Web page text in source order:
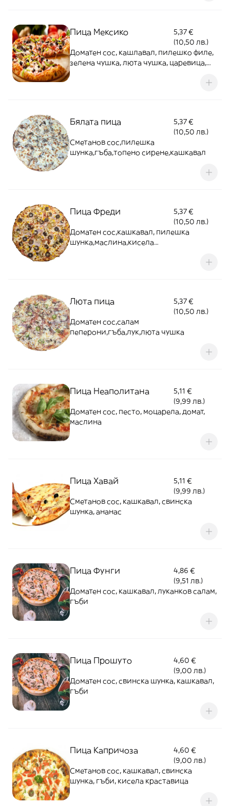
Пица Мексико
5,37 €
(10,50 лв.)
Доматен сос, кашлавал, пилешко филе,
зелена чушка, люта чушка, царевица,
Бялата пица
5,37 €
(10,50 лв.)
Сметанов сос,пилешка
шунка,гъба,топено сирене,кашкавал
Пица Фреди
5,37 €
(10,50 лв.)
Доматен сос,кашкавал, пилешка
шунка,маслина,кисела
Люта пица
5,37 €
(10,50 лв.)
Доматен сос,салам
пеперони,гъба,лук,люта чушка
Пица Неаполитана
5,11 €
(9,99 лв.)
Доматен сос, песто, моцарела, домат,
маслина
Пица Хавай
5,11 €
(9,99 лв.)
Сметанов сос, кашкавал, свинска
шунка, ананас
Пица Фунги
4,86 €
(9,51 лв.)
Доматен сос, кашкавал, луканков салам,
гъби
Пица Прошуто
4,60 €
(9,00 лв.)
Доматен сос, свинска шунка, кашкавал,
гъби
Пица Капричоза
4,60 €
(9,00 лв.)
Сметанов сос, кашкавал, свинска
шунка, гъби, кисела краставица